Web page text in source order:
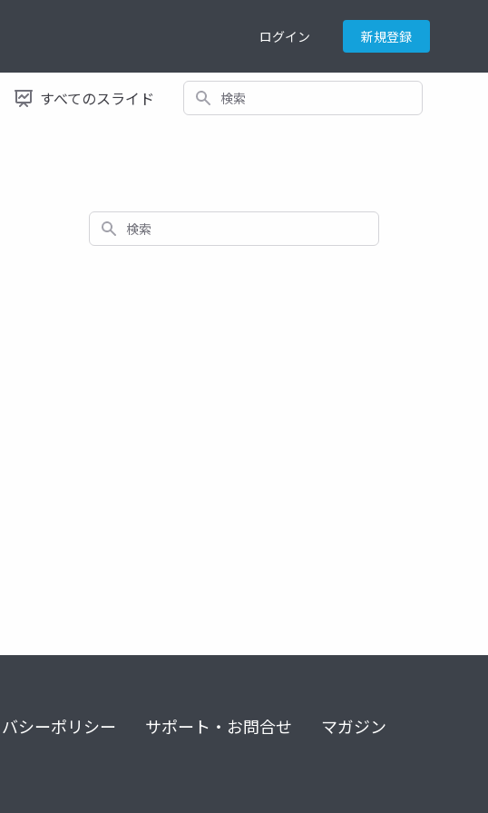
ログイン 新規登録
すべてのスライド 検索
検索
シーポリシー サポート・お問合せ マガジン